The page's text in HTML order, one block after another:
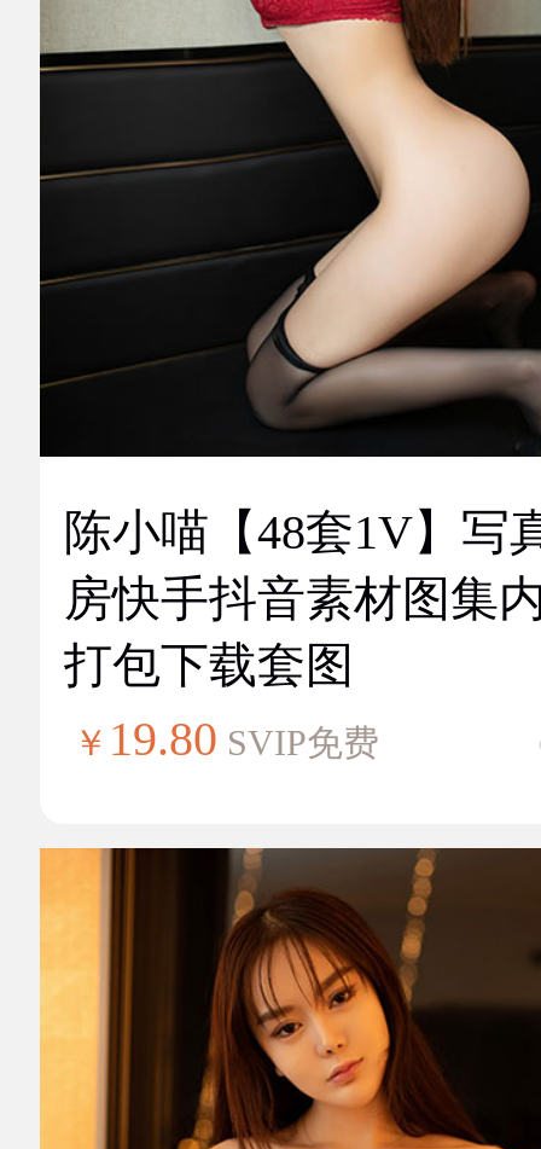
陈小喵【48套1V】写
房快手抖音素材图集
打包下载套图
￥ 19.80 SVIP免费